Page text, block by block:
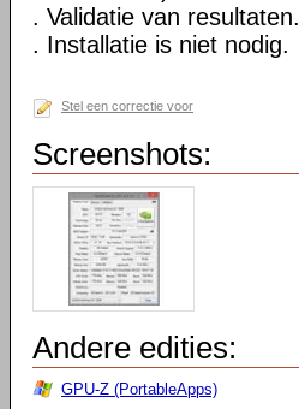
. Validatie van resultaten.
. Installatie is niet nodig.
Stel een correctie voor
Screenshots:
Andere edities:
GPU-Z (PortableApps)